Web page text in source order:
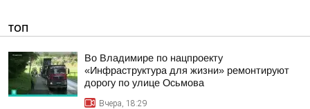
ТОП
Во Владимире по нацпроекту
«Инфраструктура для жизни» ремонтируют
дорогу по улице Осьмова
Вчера, 18:29